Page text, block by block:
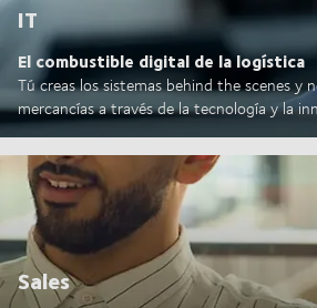
IT
El combustible digital de la logística
Tú creas los sistemas behind the scenes y
mercancías a través de la tecnología y la
Sales